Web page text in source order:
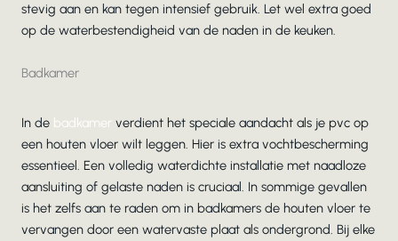
stevig aan en kan tegen intensief gebruik. Let wel extra goed
op de waterbestendigheid van de naden in de keuken.
Badkamer
In de badkamer verdient het speciale aandacht als je pvc op
een houten vloer wilt leggen. Hier is extra vochtbescherming
essentieel. Een volledig waterdichte installatie met naadloze
aansluiting of gelaste naden is cruciaal. In sommige gevallen
is het zelfs aan te raden om in badkamers de houten vloer te
vervangen door een watervaste plaat als ondergrond. Bij elke